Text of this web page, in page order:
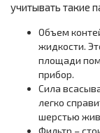
учитывать такие
Объем
жидкости.
площади
прибор.
Сила
легко
шерстью
Фильтр –